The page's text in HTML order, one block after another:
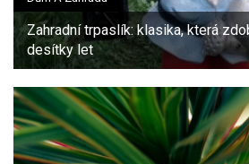
Zahradní trpaslík: klasika, která
desítky let